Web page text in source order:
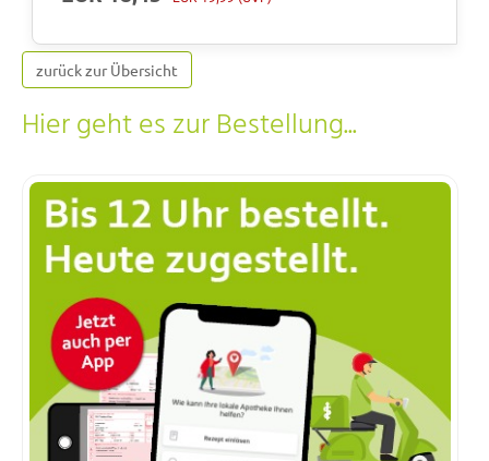
zurück zur Übersicht
Hier geht es zur Bestellung...